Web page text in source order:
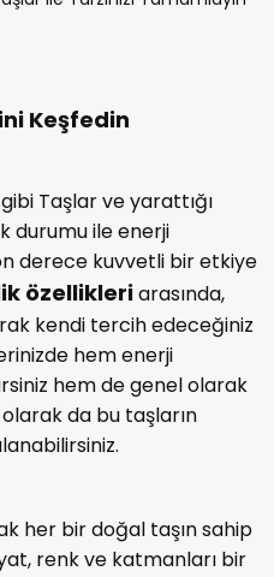
Keşfedin
Taşlar ve yarattığı
durumu ile enerji
derece kuvvetli bir etkiye
özellikleriarasında,
kendi tercih edeceğiniz
hem enerji
hem de genel olarak
da bu taşların
her bir doğal taşın sahip
renk ve katmanları bir